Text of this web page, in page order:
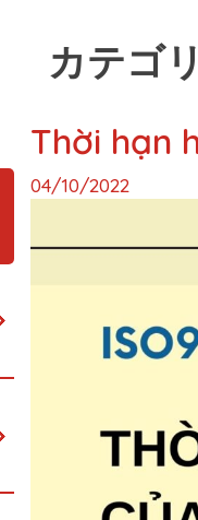
カテゴ
Thời hạn
04/10/2022